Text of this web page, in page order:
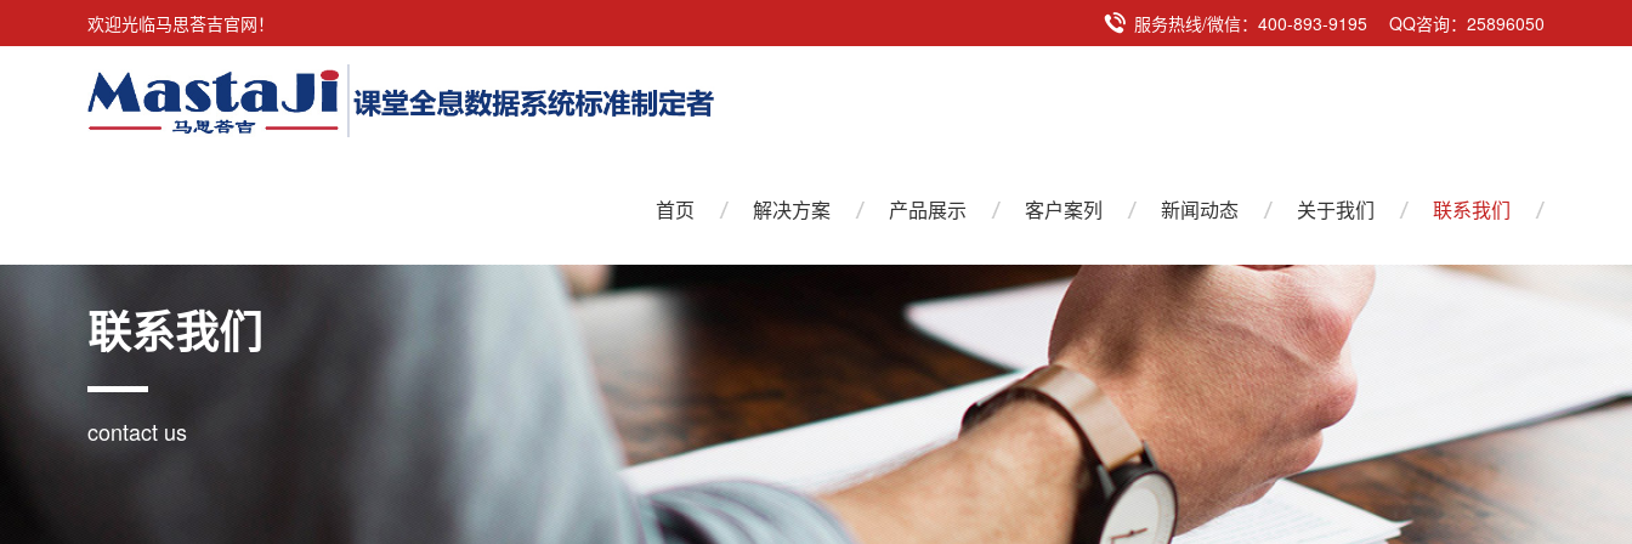
服务热线/微信：400-893-9195 QQ咨询：25896050
欢迎光临马思荅吉官网！
首页 解决方案 产品展示 客户案列 新闻动态 关于我们 联系我们
联系我们
contact us